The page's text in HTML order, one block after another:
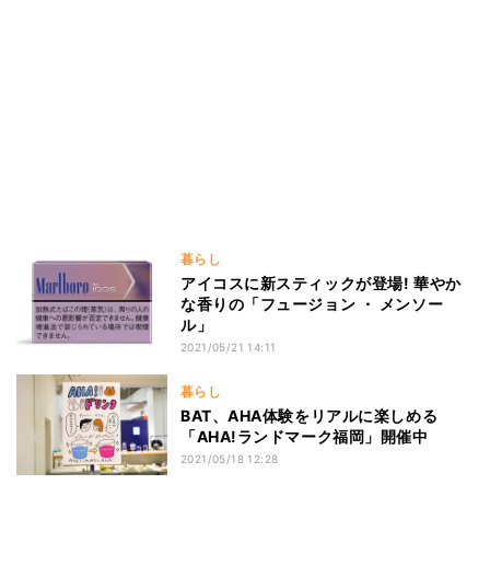
暮らし
アイコスに新スティックが登場! 華やか
な香りの「フュージョン ・ メンソー
ル」
2021/05/21 14:11
暮らし
BAT、AHA体験をリアルに楽しめる
「AHA!ランドマーク福岡」開催中
2021/05/18 12:28